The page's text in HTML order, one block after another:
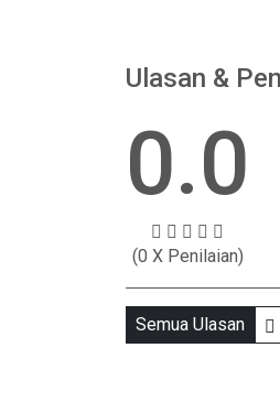
Ulasan &
0.0
(0 X Penilaian)
Semua Ulasan